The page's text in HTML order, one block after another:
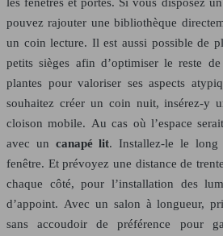
pouvez rajouter une bibliothèque
un coin lecture. Il est aussi possible de
petits sièges afin d’optimiser le reste
plantes pour valoriser ses aspects
souhaitez créer un coin nuit, insérez-y
cloison mobile. Au cas où l’espace
avec un canapé lit. Installez-le le
fenêtre. Et prévoyez une distance de
chaque côté, pour l’installation des
d’appoint. Avec un salon à longueur,
sans accoudoir de préférence pour